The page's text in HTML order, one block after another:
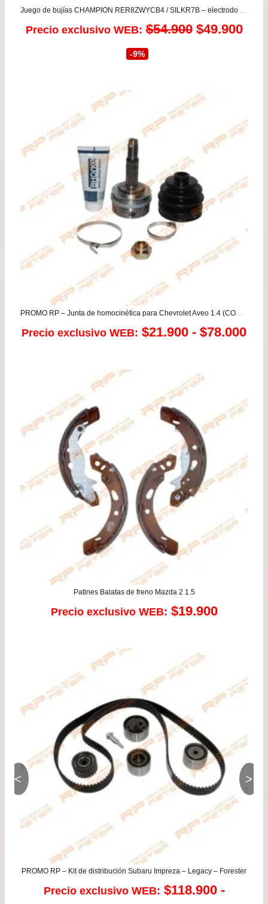
Juego de bujías CHAMPION RER8ZWYCB4 / SILKR7B – electrodo iridio
Precio exclusivo WEB: $54.900 El
era:
$54.900.
$49.900El
-9%
PROMO RP – Junta de homocinética para Chevrolet Aveo 1.4 (CON ABS)
Precio exclusivo WEB: $21.900 - $78.000
Patines Balatas de freno Mazda 2 1.5
Precio exclusivo WEB: $19.900
PROMO RP – Kit de distribución Subaru Impreza – Legacy – Forester
Precio exclusivo WEB: $118.900 -
< >